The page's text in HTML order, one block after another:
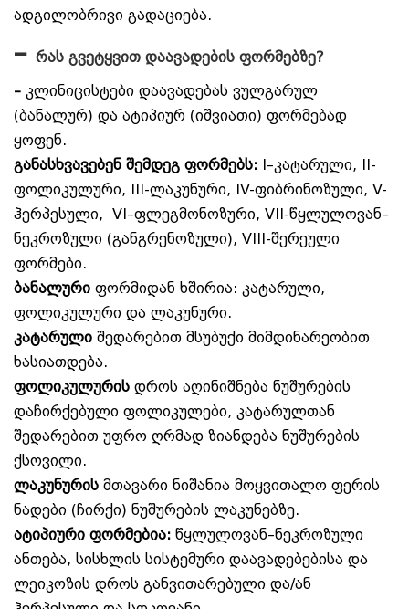
ადგილობრივი გადაციება.
– რას გვეტყვით დაავადების ფორმებზე?
– კლინიცისტები დაავადებას ვულგარულ
(ბანალურ) და ატიპიურ (იშვიათი) ფორმებად
ყოფენ.
განასხვავებენ შემდეგ ფორმებს: I–კატარული, II-
ფოლიკულური, III-ლაკუნური, IV-ფიბრინოზული, V-
ჰერპესული, VI–ფლეგმონოზური, VII-წყლულოვან–
ნეკროზული (განგრენოზული), VIII-შერეული
ფორმები.
ბანალური ფორმიდან ხშირია: კატარული,
ფოლიკულური და ლაკუნური.
კატარული შედარებით მსუბუქი მიმდინარეობით
ხასიათდება.
ფოლიკულურის დროს აღინიშნება ნუშურების
დაჩირქებული ფოლიკულები, კატარულთან
შედარებით უფრო ღრმად ზიანდება ნუშურების
ქსოვილი.
ლაკუნურის მთავარი ნიშანია მოყვითალო ფერის
ნადები (ჩირქი) ნუშურების ლაკუნებზე.
ატიპიური ფორმებია: წყლულოვან–ნეკროზული
ანთება, სისხლის სისტემური დაავადებებისა და
ლეიკოზის დროს განვითარებული და/ან